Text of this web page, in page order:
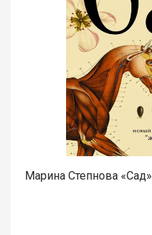
Марина Степнова «Сад»